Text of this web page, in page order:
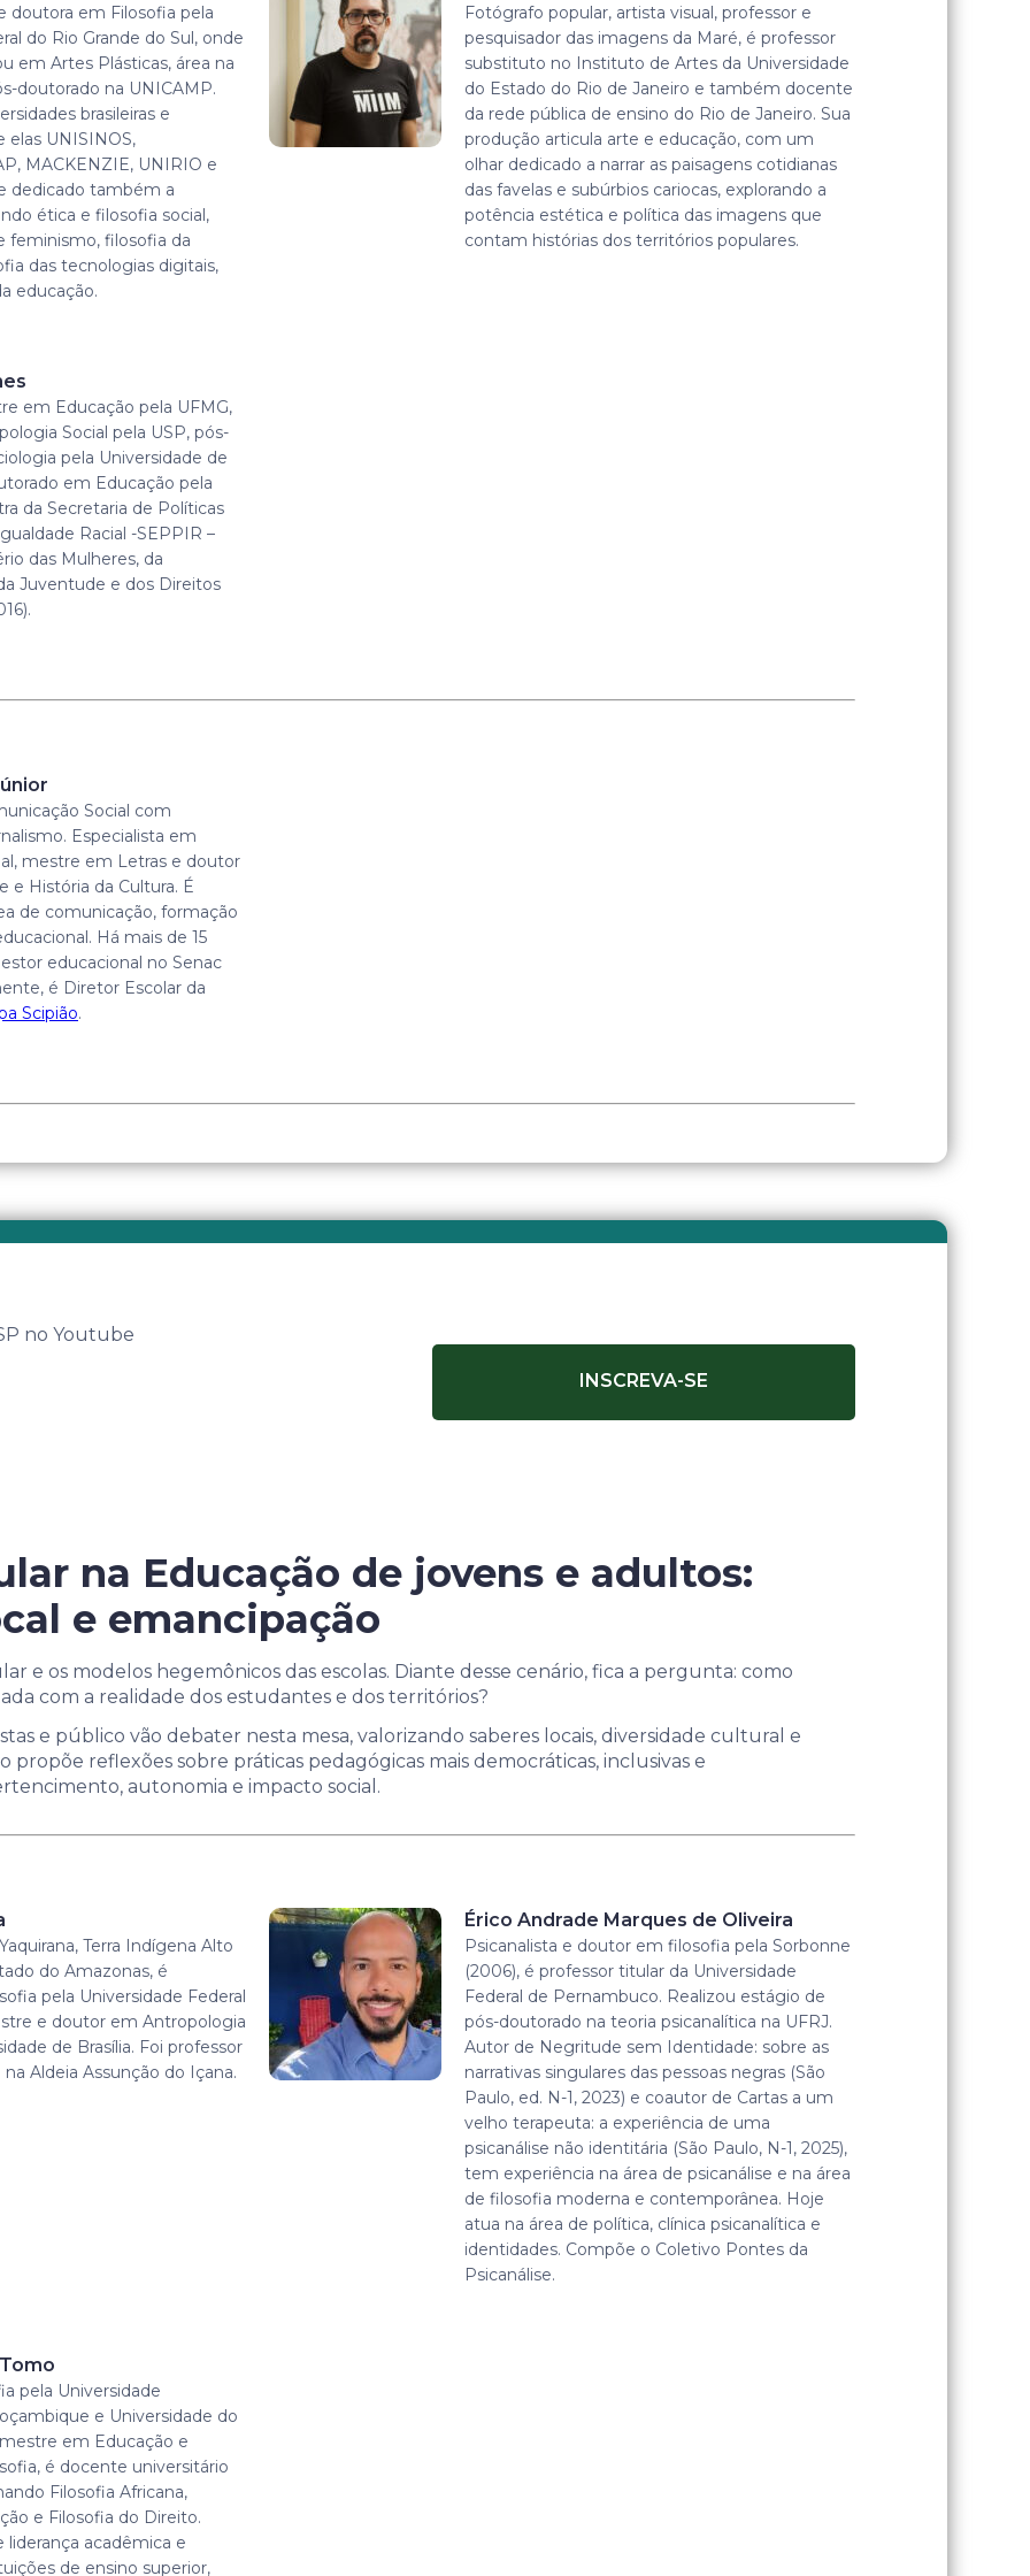
doutora em Filosofia pela
do Rio Grande do Sul, onde
em Artes Plásticas, área na
doutorado na UNICAMP.
brasileiras e
elas UNISINOS,
MACKENZIE, UNIRIO e
dedicado também a
ética e filosofia social,
feminismo, filosofia da
das tecnologias digitais,
educação.
Fotógrafo popular, artista visual, professor e
pesquisador das imagens da Maré, é professor
substituto no Instituto de Artes da Universidade
do Estado do Rio de Janeiro e também docente
da rede pública de ensino do Rio de Janeiro. Sua
produção articula arte e educação, com um
olhar dedicado a narrar as paisagens cotidianas
das favelas e subúrbios cariocas, explorando a
potência estética e política das imagens que
contam histórias dos territórios populares.
em Educação pela UFMG,
Social pela USP, pós-
pela Universidade de
em Educação pela
da Secretaria de Políticas
Racial -SEPPIR –
das Mulheres, da
Juventude e dos Direitos
Social com
Especialista em
mestre em Letras e doutor
e História da Cultura. É
de comunicação, formação
Há mais de 15
educacional no Senac
é Diretor Escolar da
Scipião.
no Youtube
INSCREVA-SE
na Educação de jovens e adultos:
e emancipação
e os modelos hegemônicos das escolas. Diante desse cenário, fica a pergunta: como
com a realidade dos estudantes e dos territórios?
e público vão debater nesta mesa, valorizando saberes locais, diversidade cultural e
reflexões sobre práticas pedagógicas mais democráticas, inclusivas e
autonomia e impacto social.
Terra Indígena Alto
do Amazonas, é
pela Universidade Federal
e doutor em Antropologia
de Brasília. Foi professor
Aldeia Assunção do Içana.
Érico Andrade Marques de Oliveira
Psicanalista e doutor em filosofia pela Sorbonne
(2006), é professor titular da Universidade
Federal de Pernambuco. Realizou estágio de
pós-doutorado na teoria psicanalítica na UFRJ.
Autor de Negritude sem Identidade: sobre as
narrativas singulares das pessoas negras (São
Paulo, ed. N-1, 2023) e coautor de Cartas a um
velho terapeuta: a experiência de uma
psicanálise não identitária (São Paulo, N-1, 2025),
tem experiência na área de psicanálise e na área
de filosofia moderna e contemporânea. Hoje
atua na área de política, clínica psicanalítica e
identidades. Compõe o Coletivo Pontes da
Psicanálise.
pela Universidade
e Universidade do
em Educação e
é docente universitário
Filosofia Africana,
e Filosofia do Direito.
liderança acadêmica e
de ensino superior,